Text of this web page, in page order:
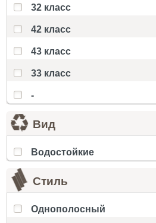
32 класс
42 класс
43 класс
33 класс
-
Вид
Водостойкие
Стиль
Однополосный